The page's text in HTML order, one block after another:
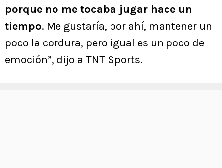
porque no me tocaba jugar hace un
tiempo. Me gustaría, por ahí, mantener un
poco la cordura, pero igual es un poco de
emoción”, dijo a TNT Sports.